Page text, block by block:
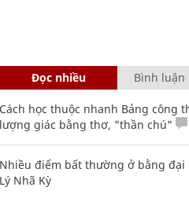
Đọc nhiều Bình luận
Cách học thuộc nhanh Bảng công
lượng giác bằng thơ, "thần chú"
Nhiều điểm bất thường ở bằng đại
Lý Nhã Kỳ